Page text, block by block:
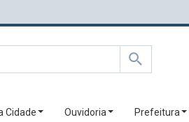
Cidade Ouvidoria Prefeitura